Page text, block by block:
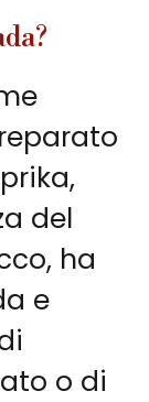
del
ha
e
o di